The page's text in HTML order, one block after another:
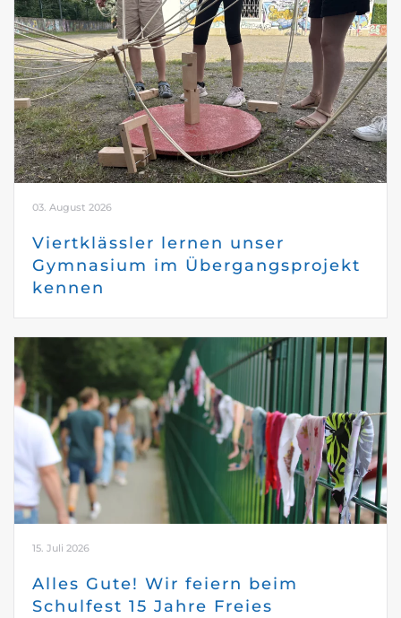
03. August 2026
Viertklässler lernen unser
Gymnasium im Übergangsprojekt
kennen
15. Juli 2026
Alles Gute! Wir feiern beim
Schulfest 15 Jahre Freies